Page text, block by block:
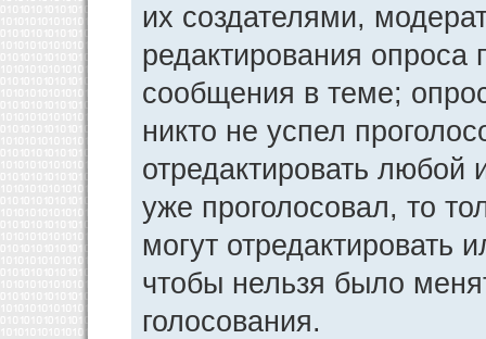
их создателями,
редактирования опроса
сообщения в теме;
никто не успел
отредактировать любой
уже проголосовал, то
могут отредактировать
чтобы нельзя было
голосования.